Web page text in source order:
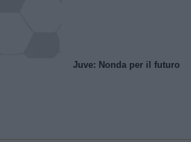
Juve: Nonda per il futuro